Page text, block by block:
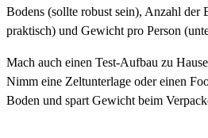
Bodens (sollte robust sein), Anzahl der
praktisch) und Gewicht pro Person
Mach auch einen Test-Aufbau zu
Nimm eine Zeltunterlage oder einen
Boden und spart Gewicht beim